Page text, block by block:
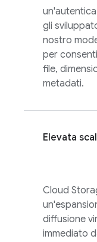
gli
nostro
per
file,
metadati.
Elevata
Cloud
diffusione
immediato